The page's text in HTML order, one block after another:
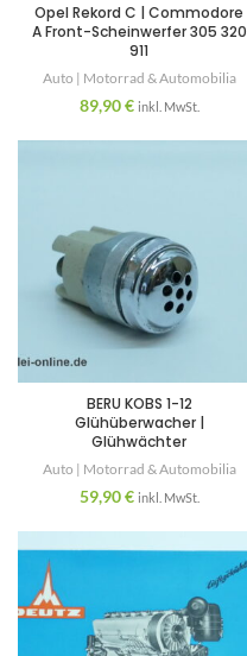
Opel Rekord C | Commodore
A Front-Scheinwerfer 305 320
911
Auto | Motorrad & Automobilia
89,90€ inkl. MwSt.
BERU KOBS 1-12
Glühüberwacher |
Glühwächter
Auto | Motorrad & Automobilia
59,90€ inkl. MwSt.